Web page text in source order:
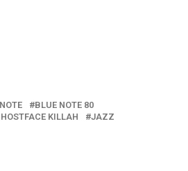
BLUE NOTE 80
KILLAH
JAZZ